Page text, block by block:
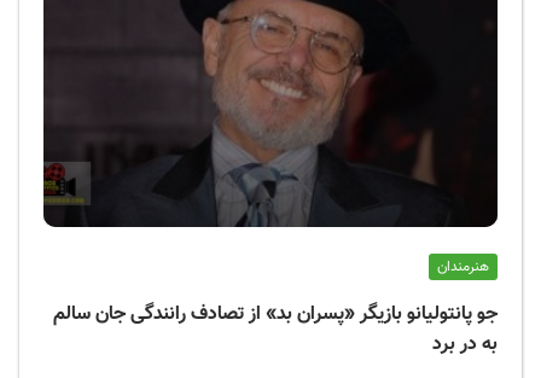
هنرمندان
جو پانتولیانو بازیگر «پسران بد» از تصادف رانندگی جان سالم
به در برد